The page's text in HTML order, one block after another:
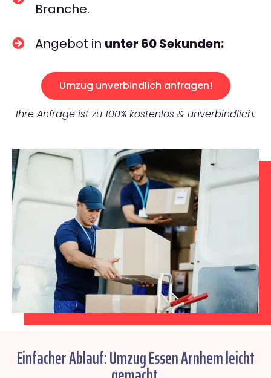
Branche.
Angebot in unter 60 Sekunden:
Umzug unverbindlich anfragen!
Ihre Anfrage ist zu 100% kostenlos & unverbindlich.
Einfacher Ablauf: Umzug Essen Arnhem leicht